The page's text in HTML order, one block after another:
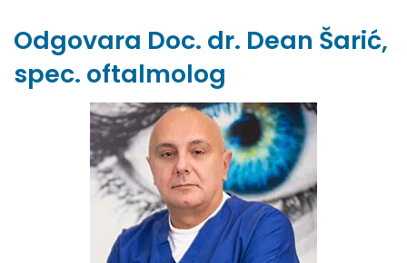
Odgovara Doc. dr. Dean Šarić,
spec. oftalmolog